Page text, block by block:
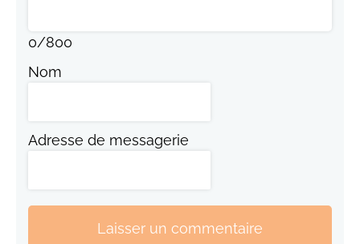
0/800
Nom
Adresse de messagerie
Laisser un commentaire